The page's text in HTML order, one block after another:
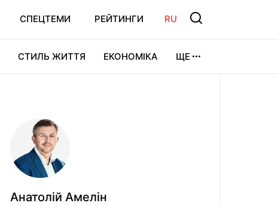
СПЕЦТЕМИ РЕЙТИНГИ RU
СТИЛЬ ЖИТТЯ ЕКОНОМІКА ЩЕ
Анатолій Амелін